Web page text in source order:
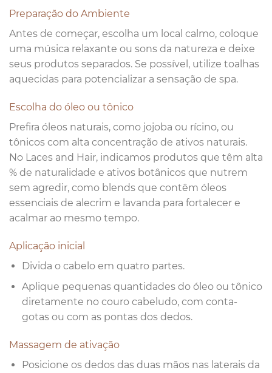
Preparação do Ambiente
Antes de começar, escolha um local calmo, coloque
uma música relaxante ou sons da natureza e deixe
seus produtos separados. Se possível, utilize toalhas
aquecidas para potencializar a sensação de spa.
Escolha do óleo ou tônico
Prefira óleos naturais, como jojoba ou rícino, ou
tônicos com alta concentração de ativos naturais.
No Laces and Hair, indicamos produtos que têm alta
% de naturalidade e ativos botânicos que nutrem
sem agredir, como blends que contêm óleos
essenciais de alecrim e lavanda para fortalecer e
acalmar ao mesmo tempo.
Aplicação inicial
Divida o cabelo em quatro partes.
Aplique pequenas quantidades do óleo ou tônico
diretamente no couro cabeludo, com conta-
gotas ou com as pontas dos dedos.
Massagem de ativação
Posicione os dedos das duas mãos nas laterais da